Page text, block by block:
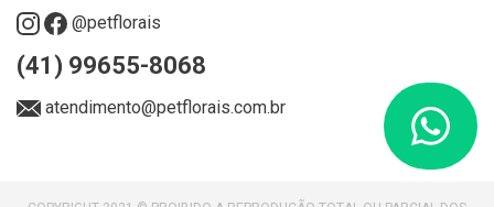
@petflorais
(41) 99655-8068
atendimento@petflorais.com.br